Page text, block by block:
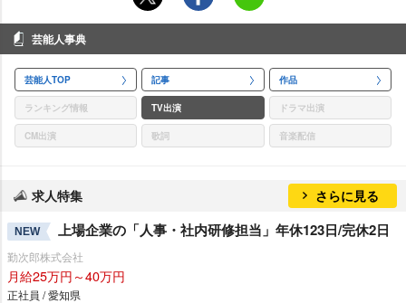
芸能人事典
芸能人TOP 記事 作品
ランキング情報 TV出演 ドラマ出演
CM出演 歌詞 音楽配信
求人特集 さらに見る
NEW 上場企業の「人事・社内研修担当」年休123日/完休2日
勤次郎株式会社
月給25万円～40万円
正社員 / 愛知県